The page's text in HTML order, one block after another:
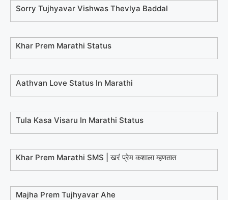
Sorry Tujhyavar Vishwas Thevlya Baddal
Khar Prem Marathi Status
Aathvan Love Status In Marathi
Tula Kasa Visaru In Marathi Status
Khar Prem Marathi SMS | खरं प्रेम कशाला म्हणतात
Majha Prem Tujhyavar Ahe